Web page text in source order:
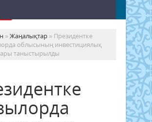
»Жаңалықтар » Президентке
облысының инвестициялық
таныстырылды